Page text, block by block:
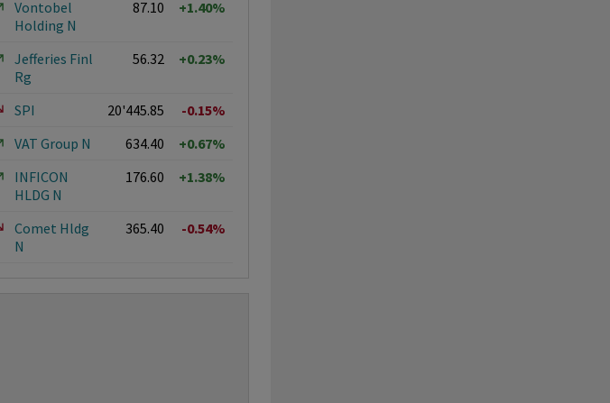
Vontobel
Holding N
87.10 +1.40%
Jefferies Finl
Rg
56.32 +0.23%
SPI 20'445.85
-0.15%
VAT Group N
634.40
+0.67%
INFICON
HLDG N
176.60 +1.38%
Comet Hldg
N
365.40 -0.54%